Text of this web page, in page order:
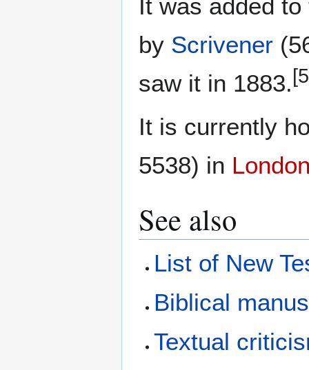
It was added
by Scrivener
saw it in 1883.
It is currently
5538) in
See also
List of New
Biblical
Textual